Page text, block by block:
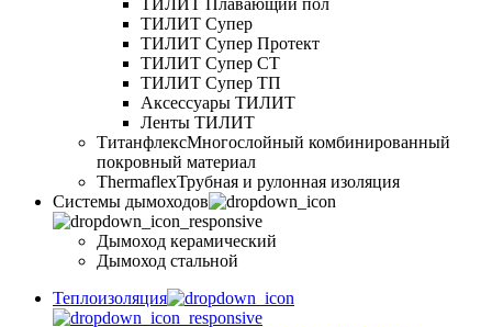
ТИЛИТ Плавающий пол
ТИЛИТ Супер
ТИЛИТ Супер Протект
ТИЛИТ Супер СТ
ТИЛИТ Супер ТП
Аксессуары ТИЛИТ
Ленты ТИЛИТ
ТитанфлексМногослойный комбинированный
покровный материал
ThermaflexТрубная и рулонная изоляция
Cистемы дымоходов
Дымоход керамический
Дымоход стальной
Теплоизоляция